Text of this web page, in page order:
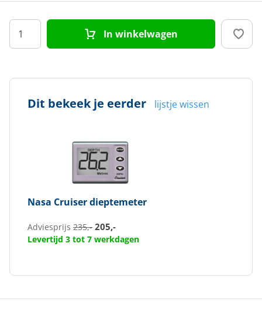
In winkelwagen
Dit bekeek je eerder lijstje wissen
Nasa Cruiser dieptemeter
Adviesprijs 235,- 205,-
Levertijd 3 tot 7 werkdagen